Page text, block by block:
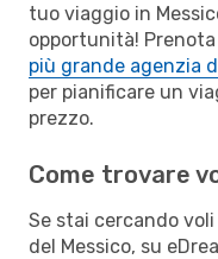
tuo viaggio in
opportunità!
più grande agenzia
per pianificare un
prezzo.
Come trovare
Se stai cercando
del Messico, su